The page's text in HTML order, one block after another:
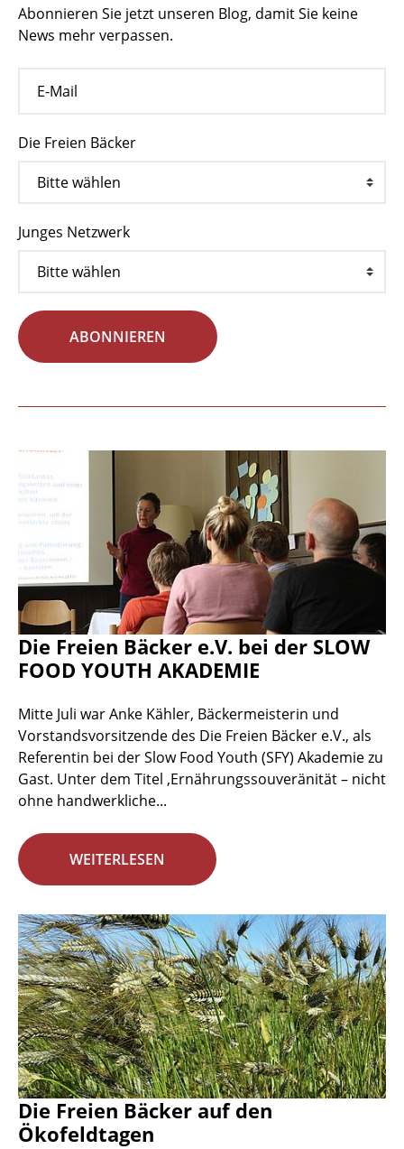
Abonnieren Sie jetzt unseren Blog, damit Sie keine
News mehr verpassen.
Die Freien Bäcker
Junges Netzwerk
ABONNIEREN
Die Freien Bäcker e.V. bei der SLOW
FOOD YOUTH AKADEMIE
Mitte Juli war Anke Kähler, Bäckermeisterin und
Vorstandsvorsitzende des Die Freien Bäcker e.V., als
Referentin bei der Slow Food Youth (SFY) Akademie zu
Gast. Unter dem Titel ‚Ernährungssouveränität – nicht
ohne handwerkliche...
WEITERLESEN
Die Freien Bäcker auf den
Ökofeldtagen